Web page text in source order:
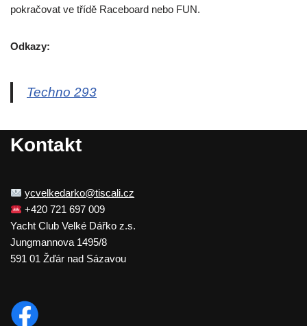
pokračovat ve třídě Raceboard nebo FUN.
Odkazy:
Techno 293
Kontakt
ycvelkedarko@tiscali.cz
+420 721 697 009
Yacht Club Velké Dářko z.s.
Jungmannova 1495/8
591 01 Žďár nad Sázavou